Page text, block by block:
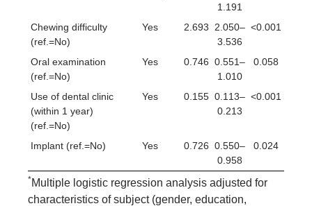
1.191
Chewing difficulty
(ref.=No)
Yes 2.693
2.050–
3.536
<0.001
Oral examination
(ref.=No)
Yes 0.746 0.551–
1.010
0.058
Use of dental clinic
(within 1 year)
(ref.=No)
Yes 0.155 0.113–
0.213
<0.001
Implant (ref.=No) Yes 0.726 0.550–
0.958
0.024
*Multiple logistic regression analysis adjusted for
characteristics of subject (gender, education,